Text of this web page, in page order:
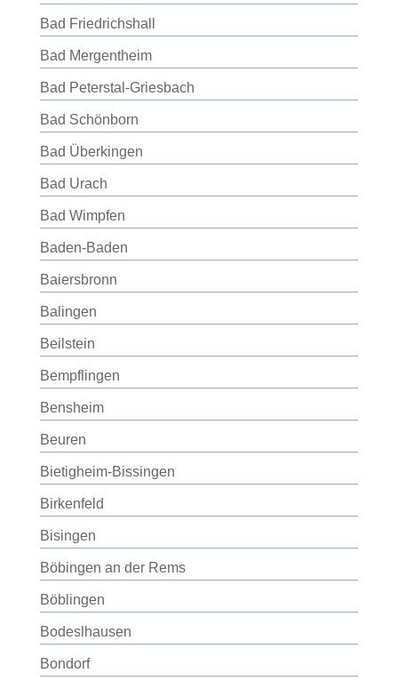
Bad Friedrichshall
Bad Mergentheim
Bad Peterstal-Griesbach
Bad Schönborn
Bad Überkingen
Bad Urach
Bad Wimpfen
Baden-Baden
Baiersbronn
Balingen
Beilstein
Bempflingen
Bensheim
Beuren
Bietigheim-Bissingen
Birkenfeld
Bisingen
Böbingen an der Rems
Böblingen
Bodeslhausen
Bondorf